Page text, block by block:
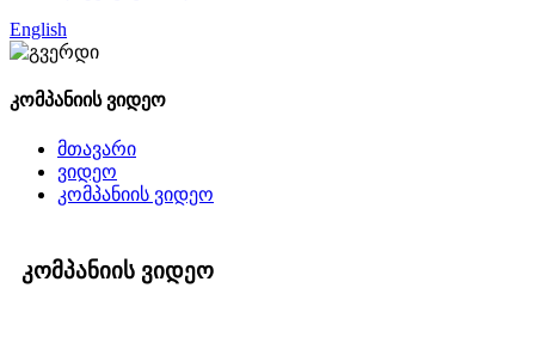
English
კომპანიის ვიდეო
მთავარი
ვიდეო
კომპანიის ვიდეო
კომპანიის ვიდეო